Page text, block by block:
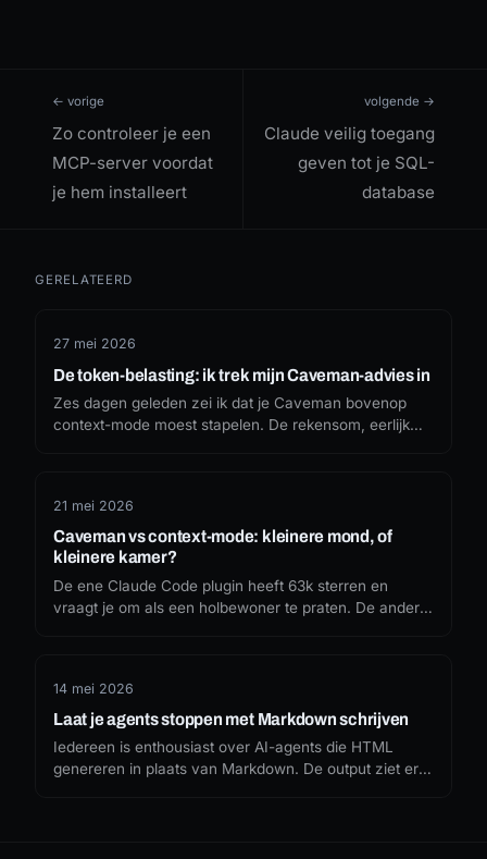
← vorige
Zo controleer je een
MCP-server voordat
je hem installeert
volgende →
Claude veilig toegang
geven tot je SQL-
database
GERELATEERD
27 mei 2026
De token-belasting: ik trek mijn Caveman-advies in
Zes dagen geleden zei ik dat je Caveman bovenop
context-mode moest stapelen. De rekensom, eerlijk
21 mei 2026
Caveman vs context-mode: kleinere mond, of
kleinere kamer?
De ene Claude Code plugin heeft 63k sterren en
vraagt je om als een holbewoner te praten. De andere
dichten.
14 mei 2026
Laat je agents stoppen met Markdown schrijven
Iedereen is enthousiast over AI-agents die HTML
genereren in plaats van Markdown. De output ziet er